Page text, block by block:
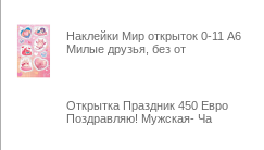
Наклейки Мир открыток 0-11 А6
Милые друзья, без от
Открытка Праздник 450 Евро
Поздравляю! Мужская- Ча